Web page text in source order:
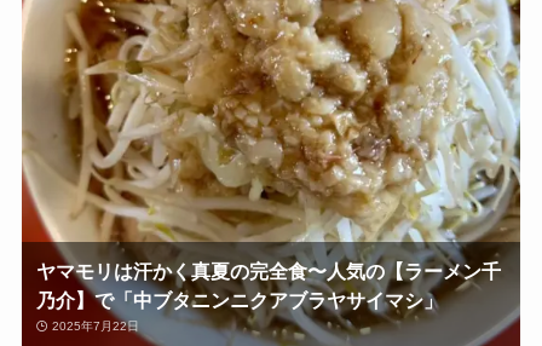
ヤマモリは汗かく真夏の完全食〜人気の【ラーメン千
乃介】で「中ブタニンニクアブラヤサイマシ」
2025年7月22日